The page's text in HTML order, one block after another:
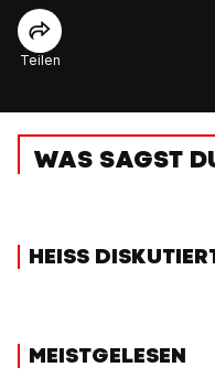
Teilen
WAS SAGST
HEISS
MEISTGELESEN